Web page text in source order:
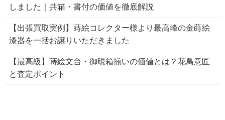
しました｜共箱・書付の価値を徹底解説
【出張買取実例】蒔絵コレクター様より最高峰の金蒔絵
漆器を一括お譲りいただきました
【最高級】蒔絵文台・御硯箱揃いの価値とは？花鳥意匠
と査定ポイント